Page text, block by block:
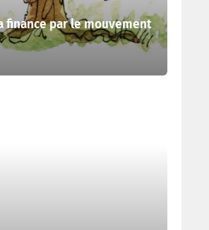
finance par le mouvement